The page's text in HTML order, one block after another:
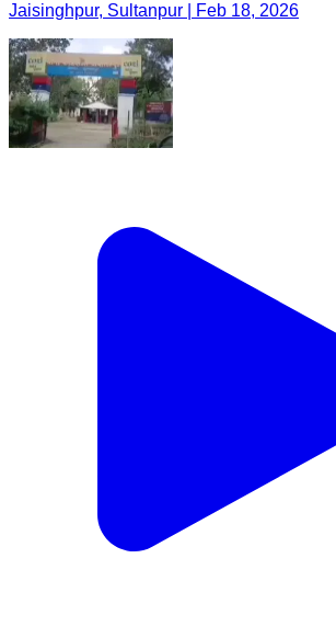
Jaisinghpur, Sultanpur | Feb 18, 2026